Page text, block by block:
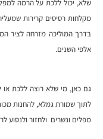
שלא, יכול ללכת על הרמה
מקלחות רסיסים קרירות
בדרך המוליכה מזרחה לציר
אלפי השנים.
גם כאן, מי שלא רוצה ללכת
לתוך שמורת גמלא, להחנות
מפלים ונשרים ולחזור ולנסוע